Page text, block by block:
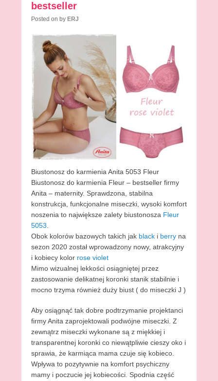
bestseller
Posted on by ERJ
Biustonosz do karmienia Anita 5053 Fleur
Biustonosz do karmienia Fleur – bestseller firmy
Anita – maternity. Sprawdzona, stabilna
konstrukcja, funkcjonalne miseczki, wysoki komfort
noszenia to największe zalety biustonosza Fleur
5053.
Obok kolorów bazowych takich jak black i berry na
sezon 2020 został wprowadzony nowy, atrakcyjny
i kobiecy kolor rose violet
Mimo wizualnej lekkości osiągniętej przez
zastosowanie delikatnej koronki stanik stabilnie i
mocno trzyma również duży biust ( do miseczki J )
Aby osiągnąć tak dobre podtrzymanie projektanci
firmy Anita zaprojektowali podwójne miseczki. Z
zewnątrz miseczki wykonane są z miękkiej i
transparentnej koronki co niewątpliwie cieszy oko i
sprawia, że karmiąca mama czuje się kobieco.
Wpływa to pozytywnie na komfort psychiczny
mamy i poczucie jej kobiecości. Spodnia część